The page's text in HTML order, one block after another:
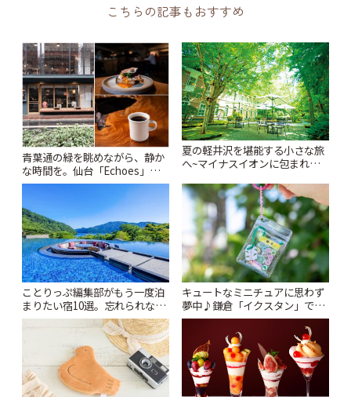
こちらの記事もおすすめ
青葉通の緑を眺めながら、静か
な時間を。仙台「Echoes」で
楽しむモーニングとランチ | こ
夏の軽井沢を堪能する小さな旅
へ~マイナスイオンに包まれな
~ | ことりっぷ
ことりっぷ編集部がもう一度泊
まりたい宿10選。忘れられない
絶景や温泉、名建築まで | こと
キュートなミニチュアに思わず
夢中♪鎌倉「イクスタン」で出
会う小さな世界 | ことりっぷ